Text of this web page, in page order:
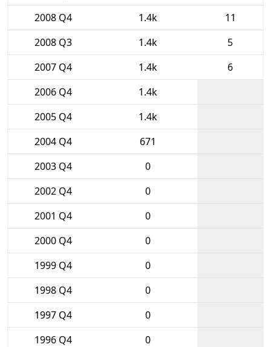
2008 Q4
1.4k
11
2008 Q3
1.4k
5
2007 Q4
1.4k
6
2006 Q4
1.4k
2005 Q4
1.4k
2004 Q4
671
2003 Q4
0
2002 Q4
0
2001 Q4
0
2000 Q4
0
1999 Q4
0
1998 Q4
0
1997 Q4
0
1996 Q4
0